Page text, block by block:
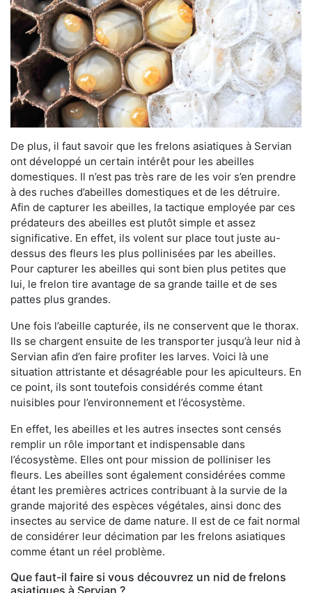
De plus, il faut savoir que les frelons asiatiques à Servian
ont développé un certain intérêt pour les abeilles
domestiques. Il n’est pas très rare de les voir s’en prendre
à des ruches d’abeilles domestiques et de les détruire.
Afin de capturer les abeilles, la tactique employée par ces
prédateurs des abeilles est plutôt simple et assez
significative. En effet, ils volent sur place tout juste au-
dessus des fleurs les plus pollinisées par les abeilles.
Pour capturer les abeilles qui sont bien plus petites que
lui, le frelon tire avantage de sa grande taille et de ses
pattes plus grandes.
Une fois l’abeille capturée, ils ne conservent que le thorax.
Ils se chargent ensuite de les transporter jusqu’à leur nid à
Servian afin d’en faire profiter les larves. Voici là une
situation attristante et désagréable pour les apiculteurs. En
ce point, ils sont toutefois considérés comme étant
nuisibles pour l’environnement et l’écosystème.
En effet, les abeilles et les autres insectes sont censés
remplir un rôle important et indispensable dans
l’écosystème. Elles ont pour mission de polliniser les
fleurs. Les abeilles sont également considérées comme
étant les premières actrices contribuant à la survie de la
grande majorité des espèces végétales, ainsi donc des
insectes au service de dame nature. Il est de ce fait normal
de considérer leur décimation par les frelons asiatiques
comme étant un réel problème.
Que faut-il faire si vous découvrez un nid de frelons